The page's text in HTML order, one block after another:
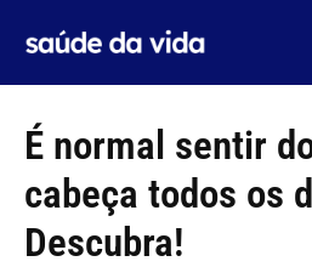
É normal sentir
cabeça todos os
Descubra!